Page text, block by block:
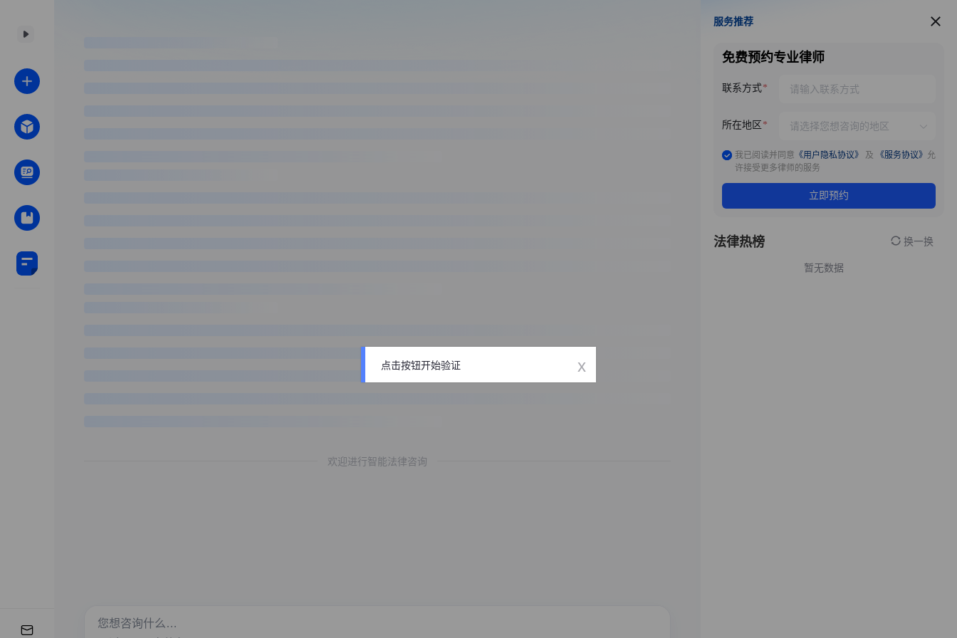
欢迎进行智能法律咨询
服务推荐
服务推荐
免费预约专业律师
联系方式
所在地区
我已阅读并同意 《用户隐私协议》 及 《服务协议》 允
许接受更多律师的服务
立即预约
法律热榜 换一换
暂无数据
点击按钮开始验证 x